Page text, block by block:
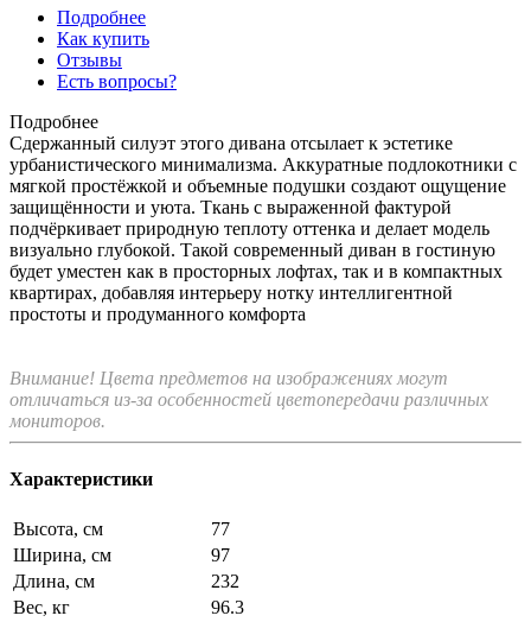
Подробнее
Как купить
Отзывы
Есть вопросы?
Подробнее
Сдержанный силуэт этого дивана отсылает к эстетике
урбанистического минимализма. Аккуратные подлокотники с
мягкой простёжкой и объемные подушки создают ощущение
защищённости и уюта. Ткань с выраженной фактурой
подчёркивает природную теплоту оттенка и делает модель
визуально глубокой. Такой современный диван в гостиную
будет уместен как в просторных лофтах, так и в компактных
квартирах, добавляя интерьеру нотку интеллигентной
простоты и продуманного комфорта
Внимание! Цвета предметов на изображениях могут
отличаться из-за особенностей цветопередачи различных
мониторов.
Характеристики
Высота, см
77
Ширина, см
97
Длина, см
232
Вес, кг
96.3